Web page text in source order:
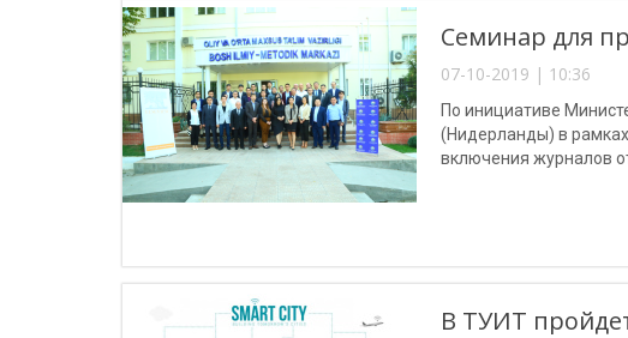
Семинар для
07-10-2019 | 10:36
По инициативе
(Нидерланды) в
включения журналов
В ТУИТ